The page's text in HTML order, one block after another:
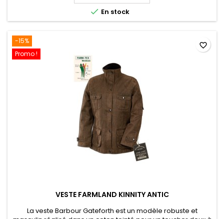
 En stock
-15%
Promo !
VESTE FARMLAND KINNITY ANTIC
La veste Barbour Gateforth est un modèle robuste et
favorite_border